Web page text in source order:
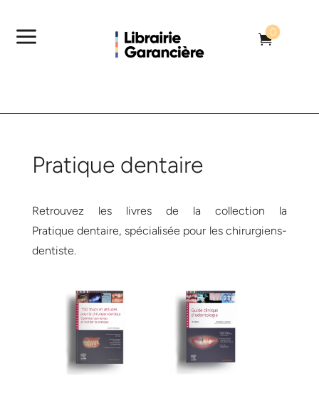
a 
0
Pratique dentaire
Retrouvez les livres de la collection la
Pratique dentaire, spécialisée pour les chirurgiens-
dentiste.